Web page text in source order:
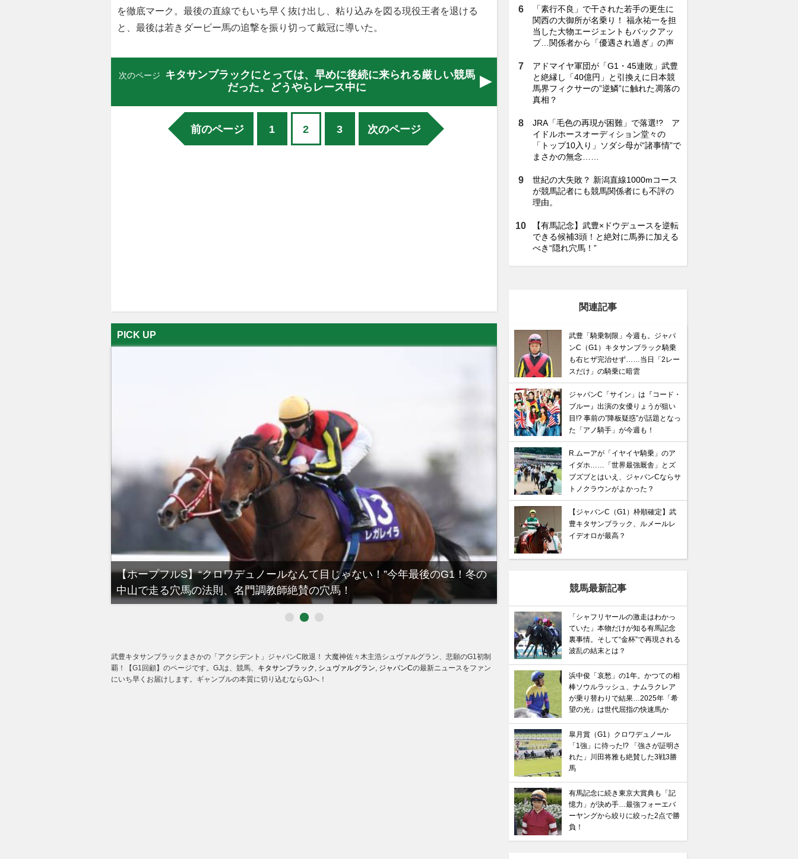
を徹底マーク。最後の直線でもいち早く抜け出し、粘り込みを図る現役王者を退ける
と、最後は若きダービー馬の追撃を振り切って戴冠に導いた。
次のページ
キタサンブラックにとっては、早めに後続に来られる厳しい競馬
だった。どうやらレース中に
前のページ 1 2 3 次のページ
PICK UP
【ホープフルS】“クロワデュノールなんて目じゃない！”今年最後のG1！冬の
中山で走る穴馬の法則、名門調教師絶賛の穴馬！
るべき“隠れ穴馬！”
武豊キタサンブラックまさかの「アクシデント」ジャパンC敗退！ 大魔神佐々木主浩シュヴァルグラン、悲願のG1初制
覇！【G1回顧】のページです。GJは、競馬、 キタサンブラック , シュヴァルグラン, ジャパンCの最新ニュースをファン
にいち早くお届けします。ギャンブルの本質に切り込むならGJへ！
「素行不良」で干された若手の更生に
関西の大御所が名乗り！ 福永祐一を担
当した大物エージェントもバックアッ
プ…関係者から「優遇され過ぎ」の声
アドマイヤ軍団が「G1・45連敗」武豊
と絶縁し「40億円」と引換えに日本競
馬界フィクサーの”逆鱗”に触れた凋落の
真相？
JRA「毛色の再現が困難」で落選!? ア
イドルホースオーディション堂々の
「トップ10入り」ソダシ母が“諸事情”で
まさかの無念……
世紀の大失敗？ 新潟直線1000mコース
が競馬記者にも競馬関係者にも不評の
理由。
【有馬記念】武豊×ドウデュースを逆転
できる候補3頭！と絶対に馬券に加える
べき“隠れ穴馬！”
関連記事
武豊「騎乗制限」今週も。ジャパ
ンC（G1）キタサンブラック騎乗
も右ヒザ完治せず……当日「2レー
スだけ」の騎乗に暗雲
ジャパンC「サイン」は『コード・
ブルー』出演の女優りょうが狙い
目!? 事前の”降板疑惑”が話題となっ
た「アノ騎手」が今週も！
R.ムーアが「イヤイヤ騎乗」のア
イダホ……「世界最強厩舎」とズ
ブズブとはいえ、ジャパンCならサ
トノクラウンがよかった？
【ジャパンC（G1）枠順確定】武
豊キタサンブラック、ルメールレ
イデオロが最高？
競馬最新記事
「シャフリヤールの激走はわかっ
ていた」本物だけが知る有馬記念
裏事情。そして“金杯”で再現される
波乱の結末とは？
浜中俊「哀愁」の1年。かつての相
棒ソウルラッシュ、ナムラクレア
が乗り替わりで結果…2025年「希
望の光」は世代屈指の快速馬か
皐月賞（G1）クロワデュノール
「1強」に待った!? 「強さが証明さ
れた」川田将雅も絶賛した3戦3勝
馬
有馬記念に続き東京大賞典も「記
憶力」が決め手…最強フォーエバ
ーヤングから絞りに絞った2点で勝
負！